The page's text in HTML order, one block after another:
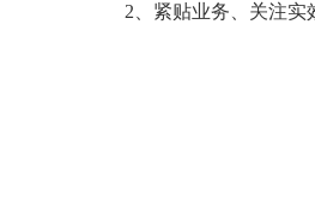
2、紧贴业务、关注实效